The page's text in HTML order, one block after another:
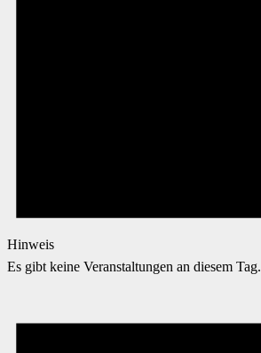
Hinweis
Es gibt keine Veranstaltungen an diesem Tag.